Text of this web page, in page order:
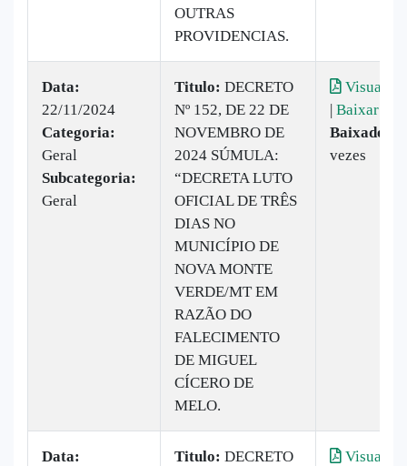
OUTRAS
PROVIDENCIAS.
Data:
22/11/2024
Categoria:
Geral
Subcategoria:
Geral
Titulo: DECRETO
Nº 152, DE 22 DE
NOVEMBRO DE
2024 SÚMULA:
“DECRETA LUTO
OFICIAL DE TRÊS
DIAS NO
MUNICÍPIO DE
NOVA MONTE
VERDE/MT EM
RAZÃO DO
FALECIMENTO
DE MIGUEL
CÍCERO DE
MELO.
| Baixar
Baixado:
vezes
Data:
Titulo: DECRETO